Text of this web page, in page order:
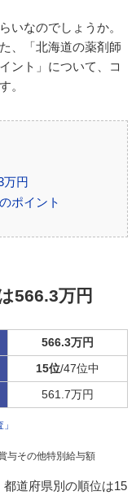
いなのでしょうか。
、「北海道の薬剤師
ント」について、コ
。
万円
ポイント
566.3万円
566.3万円
15位/47位中
561.7万円
与その他特別給与額
道府県別の順位は15